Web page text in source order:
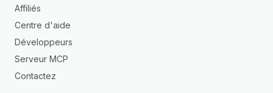
Affiliés
Centre d'aide
Développeurs
Serveur MCP
Contactez